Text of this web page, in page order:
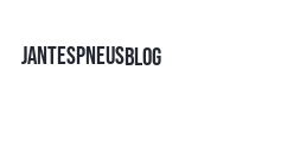
JANTESPNEUSBLOG